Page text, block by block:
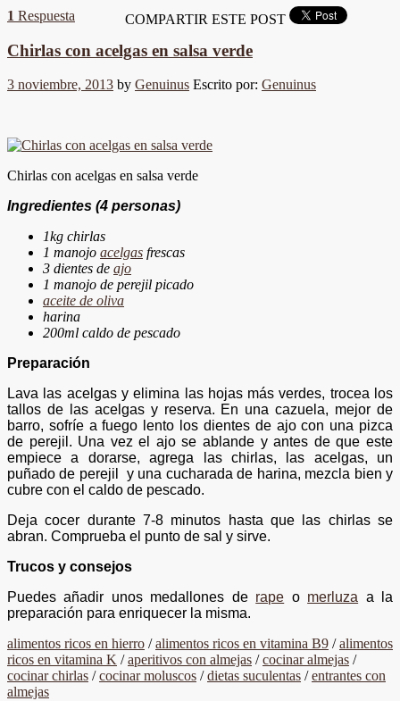
1 Respuesta COMPARTIR ESTE POST
Chirlas con acelgas en salsa verde
3 noviembre, 2013 by Genuinus Escrito por: Genuinus
Chirlas con acelgas en salsa verde
Ingredientes (4 personas)
1kg chirlas
1 manojo acelgas frescas
3 dientes de ajo
1 manojo de perejil picado
aceite de oliva
harina
200ml caldo de pescado
Preparación
Lava las acelgas y elimina las hojas más verdes, trocea los
tallos de las acelgas y reserva. En una cazuela, mejor de
barro, sofríe a fuego lento los dientes de ajo con una pizca
de perejil. Una vez el ajo se ablande y antes de que este
empiece a dorarse, agrega las chirlas, las acelgas, un
puñado de perejil y una cucharada de harina, mezcla bien y
cubre con el caldo de pescado.
Deja cocer durante 7-8 minutos hasta que las chirlas se
abran. Comprueba el punto de sal y sirve.
Trucos y consejos
Puedes añadir unos medallones de rape o merluza a la
preparación para enriquecer la misma.
alimentos ricos en hierro /alimentos ricos en vitamina B9 /alimentos
ricos en vitamina K /aperitivos con almejas /cocinar almejas /
cocinar chirlas /cocinar moluscos /dietas suculentas /entrantes con
almejas